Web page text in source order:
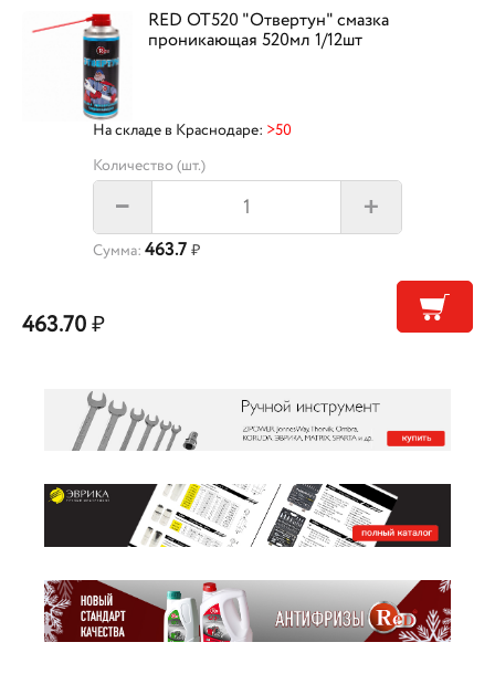
RED OT520 "Отвертун" смазка
проникающая 520мл 1/12шт
На складе в Краснодаре: >50
Количество (шт.)
– +
Сумма: 463.7 ₽
463.70₽